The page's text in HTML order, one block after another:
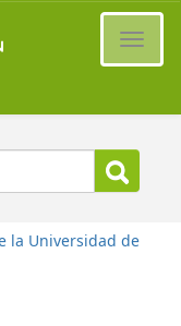
la Universidad de